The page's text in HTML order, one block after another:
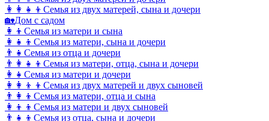
👩‍👩‍👧‍👦 Семья из двух матерей, сына и дочери
🏡Дом с садом
👩‍👦 Семья из матери и сына
👩‍👧‍👦 Семья из матери, сына и дочери
👨‍👧 Семья из отца и дочери
👨‍👩‍👧‍👦 Семья из матери, отца, сына и дочери
👩‍👧 Семья из матери и дочери
👩‍👩‍👦‍👦 Семья из двух матерей и двух сыновей
👨‍👩‍👦 Семья из матери, отца и сына
👩‍👦‍👦 Семья из матери и двух сыновей
👨‍👧‍👦 Семья из отца, сына и дочери